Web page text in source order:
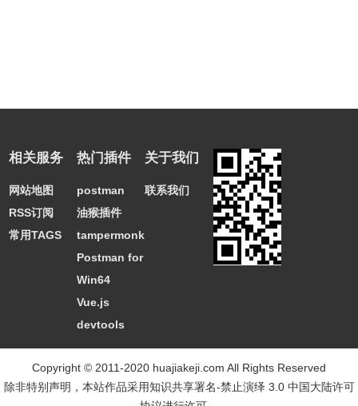
相关服务
网站地图
RSS订阅
常用TAGS
热门插件
postman
油猴插件
tampermonkey
Postman for
Win64
Vue.js
devtools
关于我们
联系我们
Copyright © 2011-2020 huajiakeji.com All Rights Reserved
除非特别声明，本站作品采用知识共享署名-禁止演绎 3.0 中国大陆许可